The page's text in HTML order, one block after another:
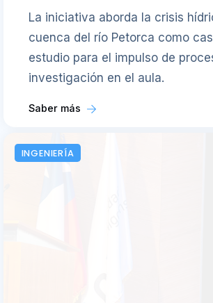
La iniciativa aborda la crisis
cuenca del río Petorca como
estudio para el impulso de
investigación en el aula.
Saber más
INGENIERÍA